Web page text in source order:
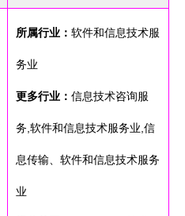
所属行业： 软件和信息技术服
务业
更多行业： 信息技术咨询服
务,软件和信息技术服务业,信
息传输、软件和信息技术服务
业